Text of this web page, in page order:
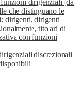
dirigenziali (da
che distinguano le
dirigenti, dirigenti
titolari di
con funzioni
discrezionali